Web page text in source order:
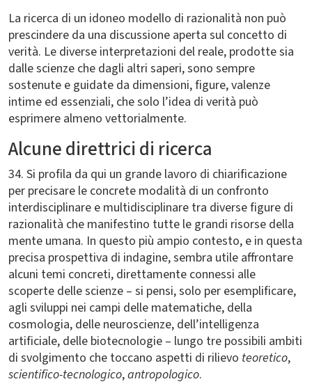
La ricerca di un idoneo modello di razionalità non può
prescindere da una discussione aperta sul concetto di
verità. Le diverse interpretazioni del reale, prodotte sia
dalle scienze che dagli altri saperi, sono sempre
sostenute e guidate da dimensioni, figure, valenze
intime ed essenziali, che solo l’idea di verità può
esprimere almeno vettorialmente.
Alcune direttrici di ricerca
34. Si profila da qui un grande lavoro di chiarificazione
per precisare le concrete modalità di un confronto
interdisciplinare e multidisciplinare tra diverse figure di
razionalità che manifestino tutte le grandi risorse della
mente umana. In questo più ampio contesto, e in questa
precisa prospettiva di indagine, sembra utile affrontare
alcuni temi concreti, direttamente connessi alle
scoperte delle scienze – si pensi, solo per esemplificare,
agli sviluppi nei campi delle matematiche, della
cosmologia, delle neuroscienze, dell’intelligenza
artificiale, delle biotecnologie – lungo tre possibili ambiti
di svolgimento che toccano aspetti di rilievo teoretico,
scientifico-tecnologico,antropologico.